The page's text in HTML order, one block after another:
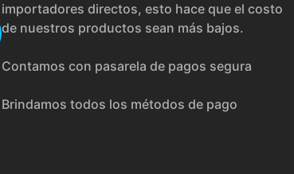
importadores directos, esto hace que el costo
de nuestros productos sean más bajos.
Contamos con pasarela de pagos segura
Brindamos todos los métodos de pago